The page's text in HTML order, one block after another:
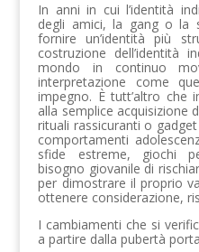
In anni in cui l’identità
degli amici, la gang o la
fornire un’identità più
costruzione dell’identità
mondo in continuo
interpretazione come
impegno. È tutt’altro che
alla semplice acquisizione
rituali rassicuranti o
comportamenti
sfide estreme, giochi
bisogno giovanile di
per dimostrare il proprio
ottenere considerazione,
I cambiamenti che si
a partire dalla pubertà